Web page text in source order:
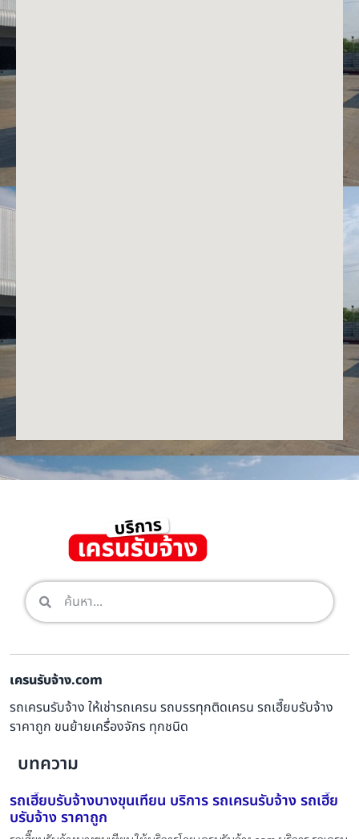
เครนรับจ้าง.com
รถเครนรับจ้าง ให้เช่ารถเครน รถบรรทุกติดเครน รถเฮี๊ยบรับจ้าง
ราคาถูก ขนย้ายเครื่องจักร ทุกชนิด
บทความ
รถเฮี๊ยบรับจ้างบางขุนเทียน บริการ รถเครนรับจ้าง รถเฮี๊ย
บรับจ้าง ราคาถูก